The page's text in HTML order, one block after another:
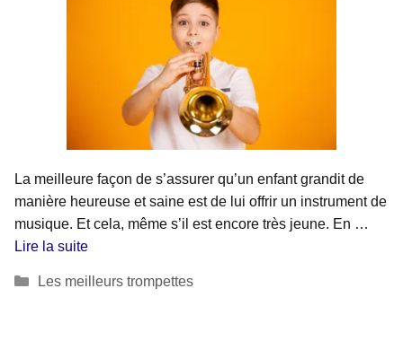
La meilleure façon de s’assurer qu’un enfant grandit de
manière heureuse et saine est de lui offrir un instrument de
musique. Et cela, même s’il est encore très jeune. En …
Lire la suite
Catégories
Les meilleurs trompettes